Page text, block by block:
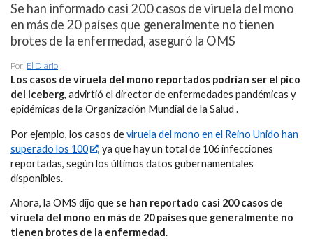
Se han informado casi 200 casos de viruela del mono
en más de 20 países que generalmente no tienen
brotes de la enfermedad, aseguró la OMS
Por: El Diario
Los casos de viruela del mono reportados podrían ser el pico
del iceberg, advirtió el director de enfermedades pandémicas y
epidémicas de la Organización Mundial de la Salud .
Por ejemplo, los casos deviruela del mono en el Reino Unido han
superado los 100
, ya que hay un total de 106 infecciones
reportadas, según los últimos datos gubernamentales
disponibles.
Ahora, la OMS dijo que se han reportado casi 200 casos de
viruela del mono en más de 20 países que generalmente no
tienen brotes de la enfermedad.